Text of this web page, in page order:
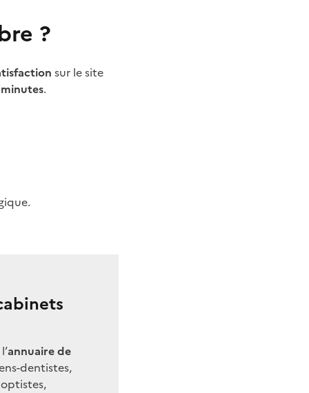
?
sur le site
.
annuaire de
dentistes,